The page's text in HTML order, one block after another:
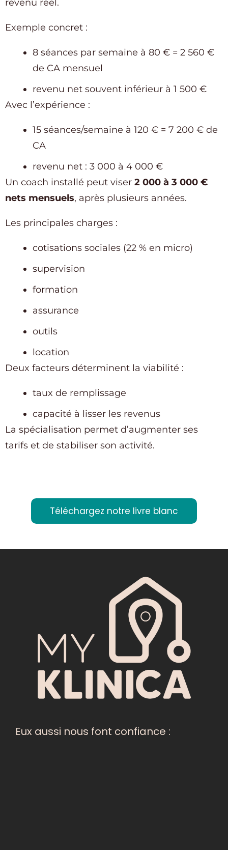
revenu réel.
Exemple concret :
8 séances par semaine à 80 € = 2 560 €
de CA mensuel
revenu net souvent inférieur à 1 500 €
Avec l’expérience :
15 séances/semaine à 120 € = 7 200 € de
CA
revenu net : 3 000 à 4 000 €
Un coach installé peut viser 2 000 à 3 000 €
nets mensuels, après plusieurs années.
Les principales charges :
cotisations sociales (22 % en micro)
supervision
formation
assurance
outils
location
Deux facteurs déterminent la viabilité :
taux de remplissage
capacité à lisser les revenus
La spécialisation permet d’augmenter ses
tarifs et de stabiliser son activité.
Téléchargez notre livre blanc
Eux aussi nous font confiance :